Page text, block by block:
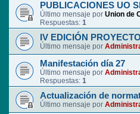
PUBLICACIONES UO
Último mensaje por Union de
Respuestas: 1
IV EDICIÓN
Último mensaje por
Manifestación día 27
Último mensaje por
Respuestas: 1
Actualización de
Último mensaje por